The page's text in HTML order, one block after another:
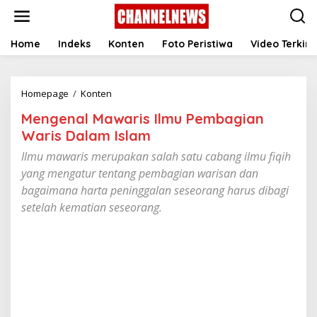
t
Home Indeks Konten Foto Peristiwa Video Terkini
Homepage / Konten
n
g
e
n
a
M
a
Mengenal Mawaris Ilmu Pembagian
Waris Dalam Islam
Ilmu mawaris merupakan salah satu cabang ilmu fiqih
yang mengatur tentang pembagian warisan dan
bagaimana harta peninggalan seseorang harus dibagi
setelah kematian seseorang.